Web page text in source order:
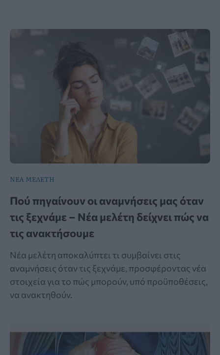
ΝΕΑ ΜΕΛΕΤΗ
Πού πηγαίνουν οι αναμνήσεις μας όταν
τις ξεχνάμε – Νέα μελέτη δείχνει πώς να
τις ανακτήσουμε
Νέα μελέτη αποκαλύπτει τι συμβαίνει στις
αναμνήσεις όταν τις ξεχνάμε, προσφέροντας νέα
στοιχεία για το πώς μπορούν, υπό προϋποθέσεις,
να ανακτηθούν.